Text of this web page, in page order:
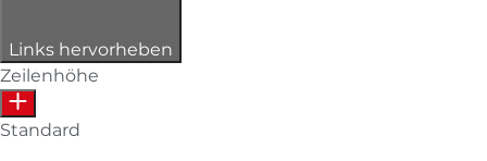
Links hervorheben
Zeilenhöhe
Standard